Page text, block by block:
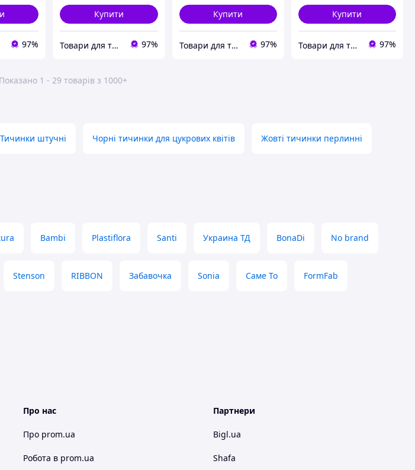
97%
Купити
Товари для творчості та скрапбукінгу "Shine art" 97%
Купити
Товари для творчості та скрапбукінгу "Shine art" 97%
Купити
Товари для творчості та скрапбукінгу "Shine art" 97%
Показано 1 - 29 товарів з 1000+
Тичинки штучні Чорні тичинки для цукрових квітів Жовті тичинки перлинні
Bambi Plastiflora Santi Украина ТД BonaDi No brand
Stenson RIBBON Забавочка Sonia Саме То FormFab
Про нас
Про prom.ua
Робота в prom.ua
Партнери
Bigl.ua
Shafa